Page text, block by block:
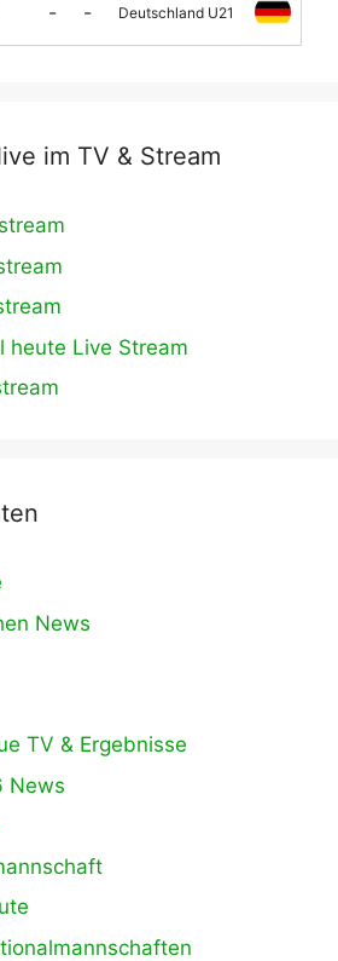
- - Deutschland U21
im TV & Stream
heute Live Stream
News
TV & Ergebnisse
News